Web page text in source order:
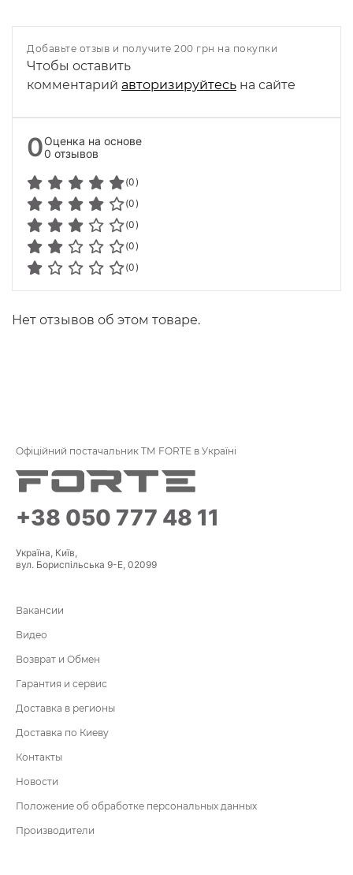
Добавьте отзыв и получите 200 грн на покупки
Чтобы оставить
комментарий авторизируйтесь на сайте
0Оценка на основе
0 отзывов
(0)
(0)
(0)
(0)
(0)
Нет отзывов об этом товаре.
Офіційний постачальник ТМ FORTE в Україні
+38 050 777 48 11
Україна, Київ,
вул. Бориспільська 9-Е, 02099
Вакансии
Видео
Возврат и Обмен
Гарантия и сервис
Доставка в регионы
Доставка по Киеву
Контакты
Новости
Положение об обработке персональных данных
Производители